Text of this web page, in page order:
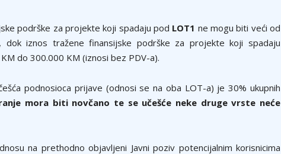
podrške za projekte koji spadaju pod LOT1 ne mogu biti veći od
dok iznos tražene finansijske podrške za projekte koji spadaju
do 300.000 KM (iznosi bez PDV-a).
podnosioca prijave (odnosi se na oba LOT-a) je 30% ukupnih
mora biti novčano te se učešće neke druge vrste neće
na prethodno objavljeni Javni poziv potencijalnim korisnicima